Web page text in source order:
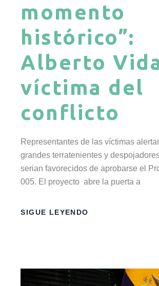
momento
histórico”:
Alberto
víctima del
conflicto
Representantes de las víctimas
grandes terratenientes y
serian favorecidos de aprobarse el
005. El proyecto abre la puerta a
SIGUE LEYENDO